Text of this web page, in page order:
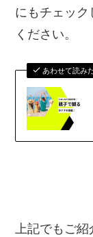
にもチェック
ください。
あわせて読み
上記でもご紹